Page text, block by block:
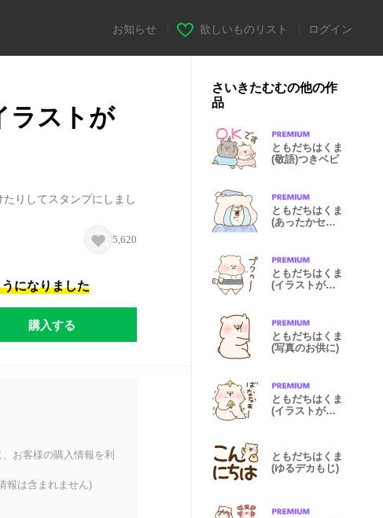
お知らせ 欲しいものリスト ログイン
ラストが
りしてスタンプにしまし
5,620
になりました
購入する
お客様の購入情報を利
報は含まれません)
さいきたむむの他の作
品
ともだちはくま
(敬語)つきベビ
ともだちはくま
(あったかセー
ともだちはくま
(イラストがス
ともだちはくま
(写真のお供に)
ともだちはくま
(イラストがス
ともだちはくま
(ゆるデカもじ)